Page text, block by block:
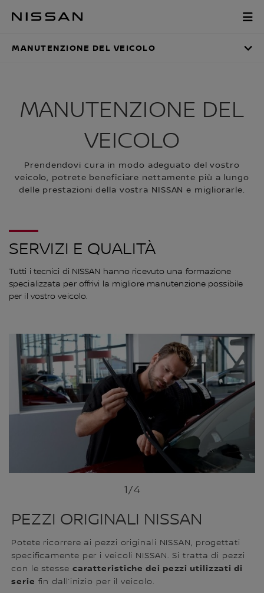
MANUTENZIONE
MANUTENZIONE DEL VEICOLO
MANUTENZIONE DEL
VEICOLO
Prendendovi cura in modo adeguato del vostro
veicolo, potrete beneficiare nettamente più a lungo
delle prestazioni della vostra NISSAN e migliorarle.
SERVIZI E QUALITÀ
Tutti i tecnici di NISSAN hanno ricevuto una formazione
specializzata per offrivi la migliore manutenzione possibile
per il vostro veicolo.
1/4
PEZZI ORIGINALI NISSAN
Potete ricorrere ai pezzi originali NISSAN, progettati
specificamente per i veicoli NISSAN. Si tratta di pezzi
con le stesse caratteristiche dei pezzi utilizzati di
serie fin dall’inizio per il veicolo.